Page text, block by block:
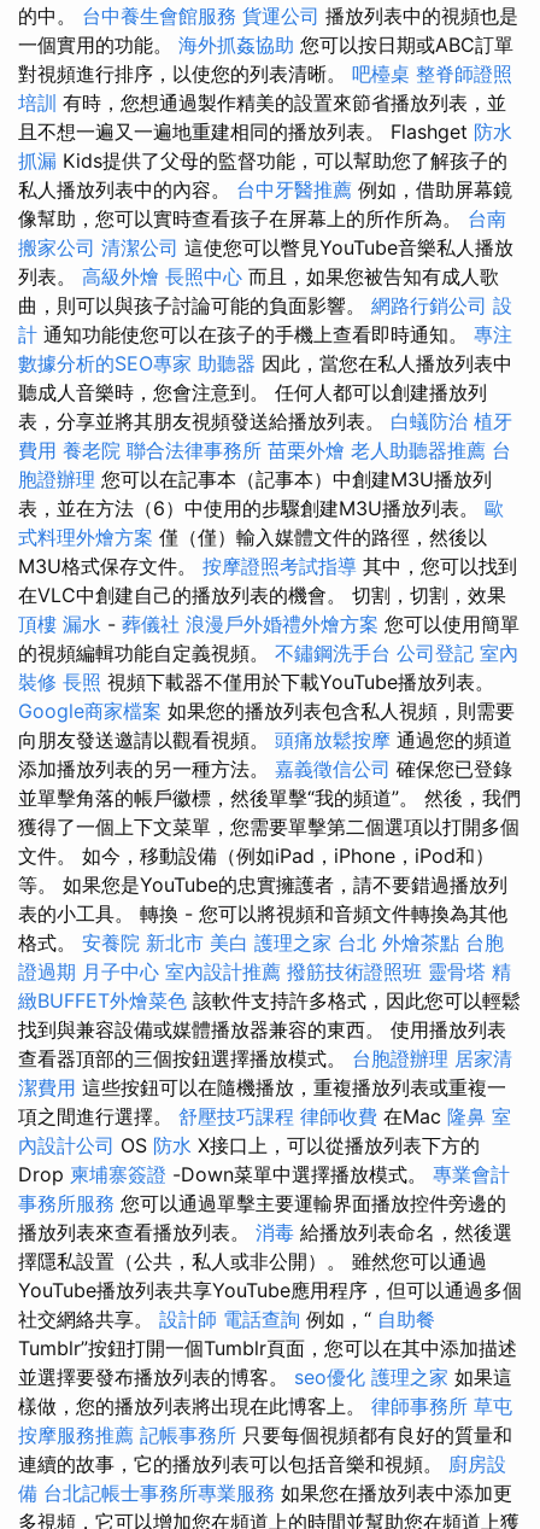
的中。 台中養生會館服務 貨運公司 播放列表中的視頻也是
一個實用的功能。 海外抓姦協助 您可以按日期或ABC訂單
對視頻進行排序，以使您的列表清晰。 吧檯桌 整脊師證照
培訓 有時，您想通過製作精美的設置來節省播放列表，並
且不想一遍又一遍地重建相同的播放列表。 Flashget 防水
抓漏 Kids提供了父母的監督功能，可以幫助您了解孩子的
私人播放列表中的內容。 台中牙醫推薦 例如，借助屏幕鏡
像幫助，您可以實時查看孩子在屏幕上的所作所為。 台南
搬家公司 清潔公司 這使您可以瞥見YouTube音樂私人播放
列表。 高級外燴 長照中心 而且，如果您被告知有成人歌
曲，則可以與孩子討論可能的負面影響。 網路行銷公司 設
計 通知功能使您可以在孩子的手機上查看即時通知。 專注
數據分析的SEO專家 助聽器 因此，當您在私人播放列表中
聽成人音樂時，您會注意到。 任何人都可以創建播放列
表，分享並將其朋友視頻發送給播放列表。 白蟻防治 植牙
費用 養老院 聯合法律事務所 苗栗外燴 老人助聽器推薦 台
胞證辦理 您可以在記事本（記事本）中創建M3U播放列
表，並在方法（6）中使用的步驟創建M3U播放列表。 歐
式料理外燴方案 僅（僅）輸入媒體文件的路徑，然後以
M3U格式保存文件。 按摩證照考試指導 其中，您可以找到
在VLC中創建自己的播放列表的機會。 切割，切割，效果
頂樓 漏水 - 葬儀社 浪漫戶外婚禮外燴方案 您可以使用簡單
的視頻編輯功能自定義視頻。 不鏽鋼洗手台 公司登記 室內
裝修 長照 視頻下載器不僅用於下載YouTube播放列表。
Google商家檔案 如果您的播放列表包含私人視頻，則需要
向朋友發送邀請以觀看視頻。 頭痛放鬆按摩 通過您的頻道
添加播放列表的另一種方法。 嘉義徵信公司 確保您已登錄
並單擊角落的帳戶徽標，然後單擊“我的頻道”。 然後，我們
獲得了一個上下文菜單，您需要單擊第二個選項以打開多個
文件。 如今，移動設備（例如iPad，iPhone，iPod和）
等。 如果您是YouTube的忠實擁護者，請不要錯過播放列
表的小工具。 轉換 - 您可以將視頻和音頻文件轉換為其他
格式。 安養院 新北市 美白 護理之家 台北 外燴茶點 台胞
證過期 月子中心 室內設計推薦 撥筋技術證照班 靈骨塔 精
緻BUFFET外燴菜色 該軟件支持許多格式，因此您可以輕鬆
找到與兼容設備或媒體播放器兼容的東西。 使用播放列表
查看器頂部的三個按鈕選擇播放模式。 台胞證辦理 居家清
潔費用 這些按鈕可以在隨機播放，重複播放列表或重複一
項之間進行選擇。 舒壓技巧課程 律師收費 在Mac 隆鼻 室
內設計公司 OS 防水 X接口上，可以從播放列表下方的
Drop 柬埔寨簽證 -Down菜單中選擇播放模式。 專業會計
事務所服務 您可以通過單擊主要運輸界面播放控件旁邊的
播放列表來查看播放列表。 消毒 給播放列表命名，然後選
擇隱私設置（公共，私人或非公開）。 雖然您可以通過
YouTube播放列表共享YouTube應用程序，但可以通過多個
社交網絡共享。 設計師 電話查詢 例如，“ 自助餐
Tumblr”按鈕打開一個Tumblr頁面，您可以在其中添加描述
並選擇要發布播放列表的博客。 seo優化 護理之家 如果這
樣做，您的播放列表將出現在此博客上。 律師事務所 草屯
按摩服務推薦 記帳事務所 只要每個視頻都有良好的質量和
連續的故事，它的播放列表可以包括音樂和視頻。 廚房設
備 台北記帳士事務所專業服務 如果您在播放列表中添加更
多視頻，它可以增加您在頻道上的時間並幫助您在頻道上獲